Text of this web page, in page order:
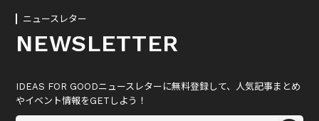
ニュースレター
NEWSLETTER
IDEAS FOR GOODニュースレターに無料登録して、人気記事まとめ
やイベント情報をGETしよう！